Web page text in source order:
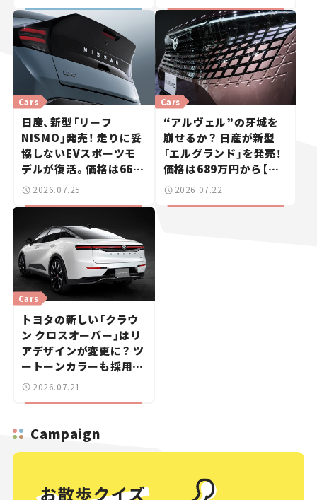
Cars
日産、新型「リーフ
NISMO」発売！ 走りに妥
協しないEVスポーツモ
デルが復活。価格は660
万円から【新車ニュース】
2026.07.25
Cars
“アルヴェル”の牙城を
崩せるか？ 日産が新型
「エルグランド」を発売！
価格は689万円から【新
車ニュース】
2026.07.22
Cars
トヨタの新しい「クラウ
ン クロスオーバー」はリ
アデザインが変更に？ ツ
ートーンカラーも採用し
9月中旬に発表予定【新車
2026.07.21
Campaign